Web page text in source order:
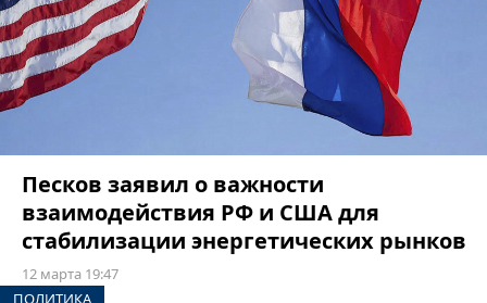
Песков заявил о важности
взаимодействия РФ и США для
стабилизации энергетических рынков
12 марта 19:47
ПОЛИТИКА